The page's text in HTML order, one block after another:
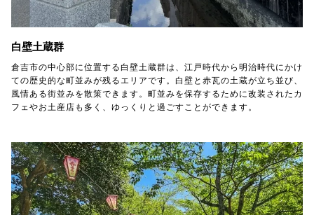
白壁土蔵群
倉吉市の中心部に位置する白壁土蔵群は、江戸時代から明治時代にかけ
ての歴史的な町並みが残るエリアです。白壁と赤瓦の土蔵が立ち並び、
風情ある街並みを散策できます。町並みを保存するために改装されたカ
フェやお土産店も多く、ゆっくりと過ごすことができます。